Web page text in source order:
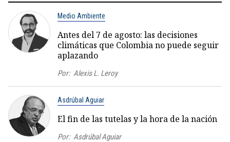
Medio Ambiente
Antes del 7 de agosto: las decisiones
climáticas que Colombia no puede seguir
aplazando
Por: Alexis L. Leroy
Asdrúbal Aguiar
El fin de las tutelas y la hora de la nación
Por: Asdrúbal Aguiar